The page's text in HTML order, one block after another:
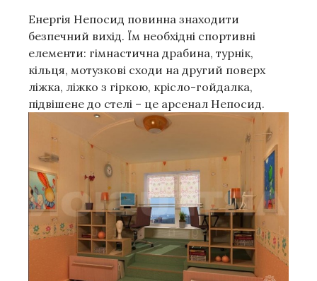
Енергія Непосид повинна знаходити
безпечний вихід. Їм необхідні спортивні
елементи: гімнастична драбина, турнік,
кільця, мотузкові сходи на другий поверх
ліжка, ліжко з гіркою, крісло-гойдалка,
підвішене до стелі – це арсенал Непосид.